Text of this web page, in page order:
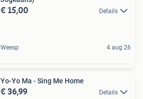
€ 15,00 Details
Weesp 4 aug 26
Yo-Yo Ma - Sing Me Home
€ 36,99 Details